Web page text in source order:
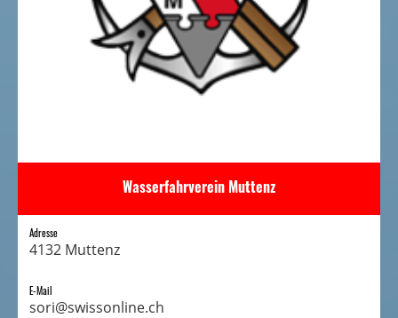
Wasserfahrverein Muttenz
Adresse
4132 Muttenz
E-Mail
sori@swissonline.ch